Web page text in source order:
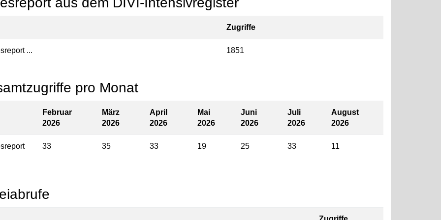
Zugriffe
... 1851
pro Monat
Februar
2026
März
2026
April
2026
Mai
2026
Juni
2026
Juli
2026
August
2026
33 35 33 19 25 33 11